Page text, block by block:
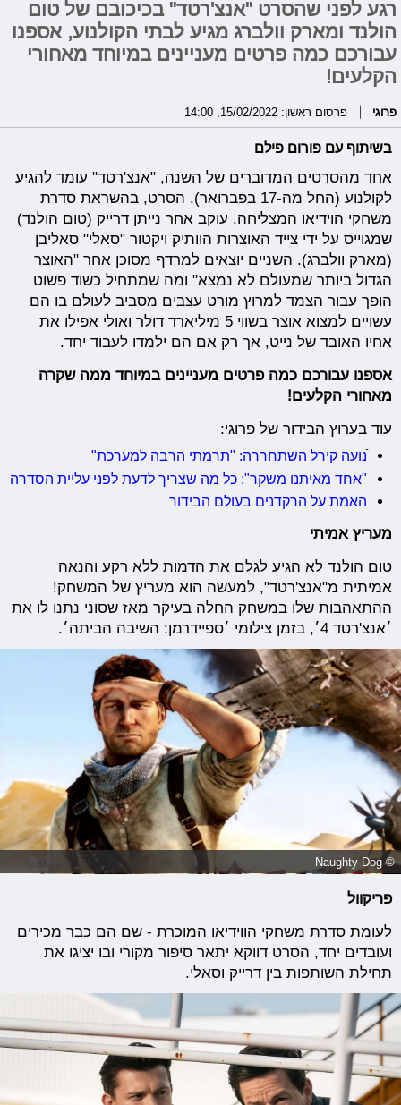
רגע לפני שהסרט "אנצ'רטד" בכיכובם של טום
הולנד ומארק וולברג מגיע לבתי הקולנוע, אספנו
עבורכם כמה פרטים מעניינים במיוחד מאחורי
הקלעים!
פרוגי פרסום ראשון: 15/02/2022, 14:00
בשיתוף עם פורום פילם
אחד מהסרטים המדוברים של השנה, "אנצ'רטד" עומד להגיע
לקולנוע (החל מה-17 בפברואר). הסרט, בהשראת סדרת
משחקי הוידיאו המצליחה, עוקב אחר נייתן דרייק (טום הולנד)
שמגוייס על ידי צייד האוצרות הוותיק ויקטור "סאלי" סאליבן
(מארק וולברג). השניים יוצאים למרדף מסוכן אחר "האוצר
הגדול ביותר שמעולם לא נמצא" ומה שמתחיל כשוד פשוט
הופך עבור הצמד למרוץ מורט עצבים מסביב לעולם בו הם
עשויים למצוא אוצר בשווי 5 מיליארד דולר ואולי אפילו את
אחיו האובד של נייט, אך רק אם הם ילמדו לעבוד יחד.
אספנו עבורכם כמה פרטים מעניינים במיוחד ממה שקרה
מאחורי הקלעים!
עוד בערוץ הבידור של פרוגי:
נועה קירל השתחררה: "תרמתי הרבה למערכת"
"אחד מאיתנו משקר": כל מה שצריך לדעת לפני עליית הסדרה
האמת על הרקדנים בעולם הבידור
מעריץ אמיתי
טום הולנד לא הגיע לגלם את הדמות ללא רקע והנאה
אמיתית מ"אנצ'רטד", למעשה הוא מעריץ של המשחק!
ההתאהבות שלו במשחק החלה בעיקר מאז שסוני נתנו לו את
׳אנצ'רטד 4׳, בזמן צילומי ׳ספיידרמן: השיבה הביתה׳.
© Naughty Dog
פריקוול
לעומת סדרת משחקי הווידיאו המוכרת - שם הם כבר מכירים
ועובדים יחד, הסרט דווקא יתאר סיפור מקורי ובו יציגו את
תחילת השותפות בין דרייק וסאלי.